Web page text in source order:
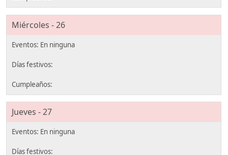
Miércoles - 26
Jueves - 27